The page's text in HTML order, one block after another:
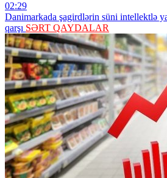
02:29
Danimarkada şagirdlərin süni intellektlə
qarşı SƏRT QAYDALAR